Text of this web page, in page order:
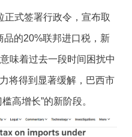
的运力比拼升级为体系化
？
配送模板
的设置，请按照以下步骤
正式签署行政令，宣布取
品的20%联邦进口税，新
味着过去一段时间困扰中
将得到显著缓解，巴西市
高增长”的新阶段。